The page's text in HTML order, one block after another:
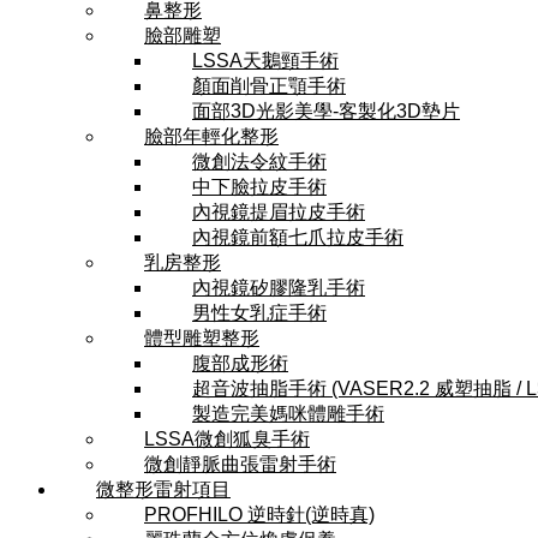
鼻整形
臉部雕塑
LSSA天鵝頸手術
顏面削骨正顎手術
面部3D光影美學-客製化3D墊片
臉部年輕化整形
微創法令紋手術
中下臉拉皮手術
內視鏡提眉拉皮手術
內視鏡前額七爪拉皮手術
乳房整形
內視鏡矽膠隆乳手術
男性女乳症手術
體型雕塑整形
腹部成形術
超音波抽脂手術 (VASER2.2 威塑抽脂 /
製造完美媽咪體雕手術
LSSA微創狐臭手術
微創靜脈曲張雷射手術
微整形雷射項目
PROFHILO 逆時針(逆時真)